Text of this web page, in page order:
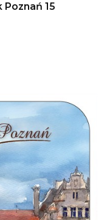
15